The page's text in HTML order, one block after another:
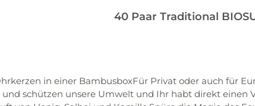
40 Paar Traditional
in einer BambusboxFür Privat oder auch für
schützen unsere Umwelt und Ihr habt direkt einen